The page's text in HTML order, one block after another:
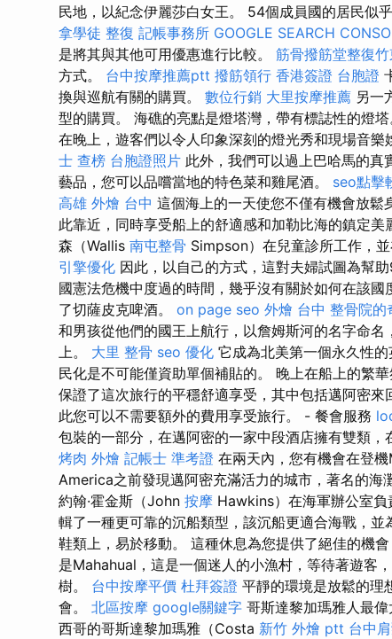
民地，以紀念伊麗莎白女王。 54個成員國的居民似
拿學徒 整復 記帳事務所 GOOGLE SEARCH
是將其與其他可用優惠進行比較。 筋骨撥筋堂整復竹
方式。 台中按摩推薦ptt 撥筋領行 香港簽證 台胞證
換與巡航有關的購買。 數位行銷 大里按摩推薦 另一
型的購買。 海礁的亮點是燈塔灣，帶有標誌性的燈塔
在晚上，遊客們以令人印象深刻的燈光秀和現場音
士 查榜 台胞證照片 此外，我們可以過上巴哈馬的真
藝品，您可以品嚐當地的特色菜和雞尾酒。 seo點擊
高雄 外燴 台中 這個海上的一天使您不僅有機會放鬆
此靠近，同時享受船上的舒適感和加勒比海的鎮定
森（Wallis 南屯整骨 Simpson）在兒童診所工作，
引擎優化 因此，以自己的方式，這對夫婦試圖為幫
國憲法危機中度過的時間，幾乎沒有關於如何在該國
了切薩皮克啤酒。 on page seo 外燴 台中 整骨院的
和男孩從他們的國王上航行，以詹姆斯河的名字命
上。 大里 整骨 seo 優化 它成為北美第一個永久性的
民化是不可能僅資助單個補貼的。 晚上在船上的繁
保證了這次旅行的平穩舒適享受，其中包括邁阿密
此您可以不需要額外的費用享受旅行。 - 餐會服務
包裝的一部分，在邁阿密的一家中段酒店擁有雙類，
烤肉 外燴 記帳士 準考證 在兩天內，您有機會在登機
America之前發現邁阿密充滿活力的城市，著名的海
約翰·霍金斯（John 按摩 Hawkins）在海軍辦公室負
輯了一種更可靠的沉船類型，該沉船更適合海戰，
鞋類上，易於移動。 這種休息為您提供了絕佳的機
是Mahahual，這是一個迷人的小漁村，等待著遊客
樹。 台中按摩平價 杜拜簽證 平靜的環境是放鬆的理
會。 北區按摩 google關鍵字 哥斯達黎加瑪雅人最
西哥的哥斯達黎加瑪雅（Costa 新竹 外燴 ptt 台中